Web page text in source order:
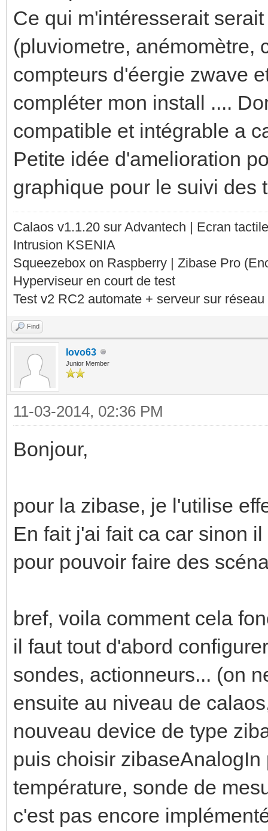
Ce qui m'intéresserait
(pluviometre, anémomètre,
compteurs d'éergie zwave
compléter mon install ....
compatible et intégrable a
Petite idée d'amelioration
graphique pour le suivi des
Calaos v1.1.20 sur Advantech | Ecran
Intrusion KSENIA
Squeezebox on Raspberry | Zibase Pro
Hyperviseur en court de test
Test v2 RC2 automate + serveur sur
Find
lovo63
Junior Member
11-03-2014, 02:36 PM
Bonjour,
pour la zibase, je l'utilise
En fait j'ai fait ca car sinon
pour pouvoir faire des
bref, voila comment cela
il faut tout d'abord
sondes, actionneurs... (on
ensuite au niveau de
nouveau device de type
puis choisir
température, sonde de
c'est pas encore